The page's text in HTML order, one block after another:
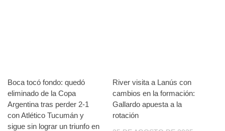
Boca tocó fondo: quedó
eliminado de la Copa
Argentina tras perder 2-1
con Atlético Tucumán y
sigue sin lograr un triunfo en
River visita a Lanús con
cambios en la formación:
Gallardo apuesta a la
rotación